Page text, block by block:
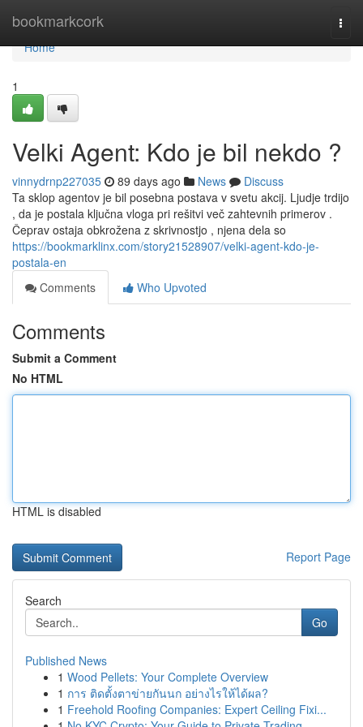
bookmarkcork
Home
Home
1
Velki Agent: Kdo je bil nekdo ?
vinnydrnp227035 89 days ago News
Discuss
Ta sklop agentov je bil posebna postava v svetu akcij. Ljudje trdijo
, da je postala ključna vloga pri rešitvi več zahtevnih primerov .
Čeprav ostaja obkrožena z skrivnostjo , njena dela so
https://bookmarklinx.com/story21528907/velki-agent-kdo-je-
postala-en
Comments
Who Upvoted
Comments
Submit a Comment
No HTML
HTML is disabled
Report Page
Search
Go
Published News
1 Wood Pellets: Your Complete Overview
1 การ ติดตั้งตาข่ายกันนก อย่างไรให้ได้ผล?
1 Freehold Roofing Companies: Expert Ceiling Fixi...